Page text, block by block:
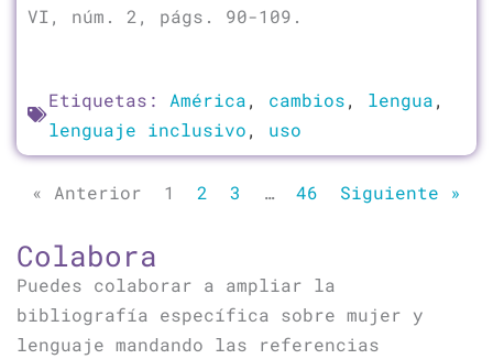
VI, núm. 2, págs. 90-109.
Etiquetas: América, cambios, lengua,
lenguaje inclusivo, uso
« Anterior 1 2 3 … 46 Siguiente »
Colabora
Puedes colaborar a ampliar la
bibliografía específica sobre mujer y
lenguaje mandando las referencias